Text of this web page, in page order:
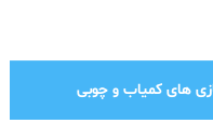
های کمیاب و چوبی